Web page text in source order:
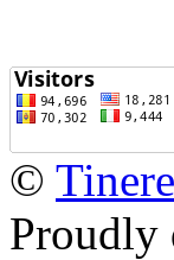
©
Proudly